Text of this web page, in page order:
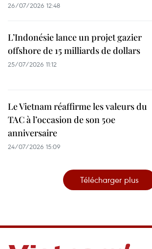
26/07/2026 12:48
L’Indonésie lance un projet gazier
offshore de 15 milliards de dollars
25/07/2026 11:12
Le Vietnam réaffirme les valeurs du
TAC à l’occasion de son 50e
anniversaire
24/07/2026 15:09
Télécharger plus